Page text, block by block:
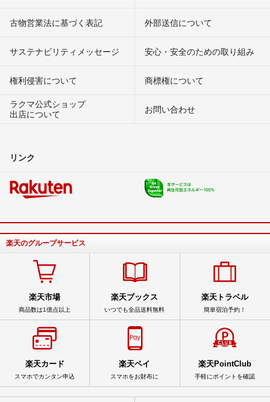
古物営業法に基づく表記 外部送信について
サステナビリティメッセージ 安心・安全のための取り組み
権利侵害について
商標権について
ラクマ公式ショップ
出店について
お問い合わせ
リンク
楽天のグループサービス
楽天市場
商品数は1億点以上
楽天ブックス
いつでも全品送料無料
楽天トラベル
簡単宿泊予約！
楽天カード
スマホでカンタン申込
楽天ペイ
スマホをお財布に
楽天PointClub
手軽にポイントを確認